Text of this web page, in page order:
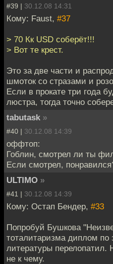
#39 | 30.12.08 14:31
Кому: Faust, #37
> 70 Кк USD соберёт!!!
> Вот те крест.
Это за две части и
шмоток со стразами и
Если в прокате три года
люстра, тогда точно
tabutask »
#40 | 30.12.08 14:39
оффтоп:
Гоблин, смотрел ли ты
Если смотрел,
ULTIMO »
#41 | 30.12.08 14:39
Кому: Остап Бендер, #33
Попробуй Бушкова
тоталитаризма диплом по
литературы перелопатил.
не к чему.